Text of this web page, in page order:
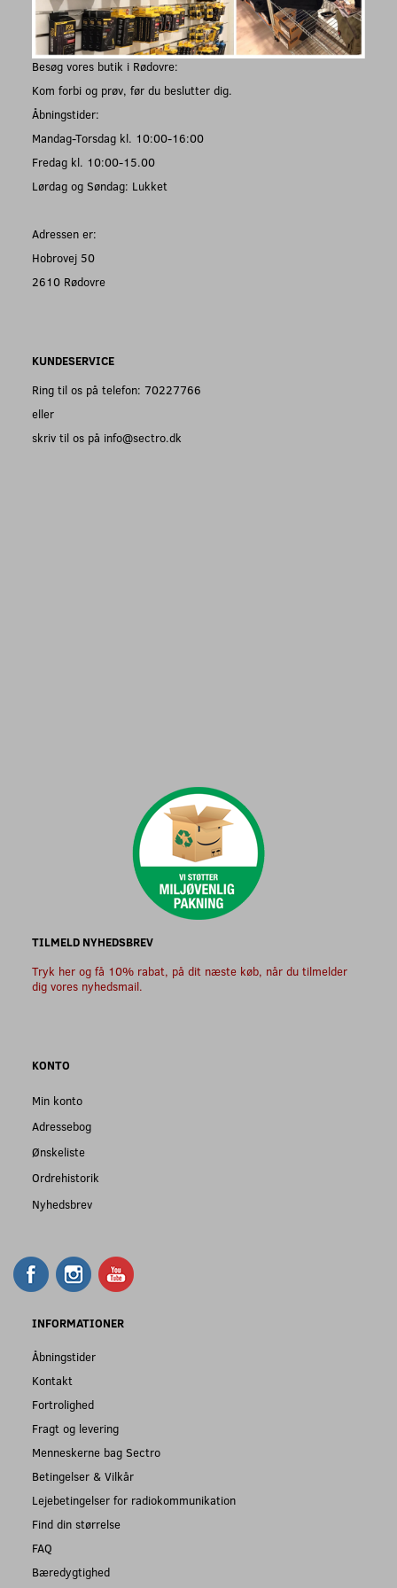
Besøg vores butik i Rødovre:
Kom forbi og prøv, før du beslutter dig.
Åbningstider:
Mandag-Torsdag kl. 10:00-16:00
Fredag kl. 10:00-15.00
Lørdag og Søndag: Lukket
Adressen er:
Hobrovej 50
2610 Rødovre
KUNDESERVICE
Ring til os på telefon: 70227766
eller
skriv til os på info@sectro.dk
TILMELD NYHEDSBREV
Tryk her og få 10% rabat, på dit næste køb, når du tilmelder
dig vores nyhedsmail.
KONTO
Min konto
Adressebog
Ønskeliste
Ordrehistorik
Nyhedsbrev
INFORMATIONER
Åbningstider
Kontakt
Fortrolighed
Fragt og levering
Menneskerne bag Sectro
Betingelser & Vilkår
Lejebetingelser for radiokommunikation
Find din størrelse
FAQ
Bæredygtighed